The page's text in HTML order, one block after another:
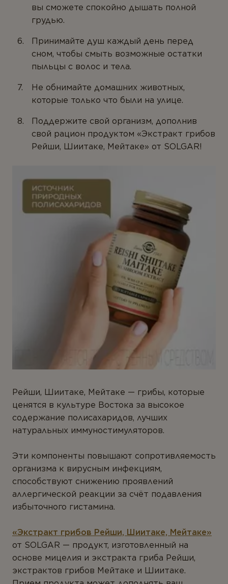
вы сможете спокойно дышать полной
грудью.
Принимайте душ каждый день перед
сном, чтобы смыть возможные остатки
пыльцы с волос и тела.
Не обнимайте домашних животных,
которые только что были на улице.
Поддержите свой организм, дополнив
свой рацион продуктом «Экстракт грибов
Рейши, Шиитаке, Мейтаке» от SOLGAR!
Рейши, Шиитаке, Мейтаке — грибы, которые
ценятся в культуре Востока за высокое
содержание полисахаридов, лучших
натуральных иммуностимуляторов.
Эти компоненты повышают сопротивляемость
организма к вирусным инфекциям,
способствуют снижению проявлений
аллергической реакции за счёт подавления
избыточного гистамина.
«Экстракт грибов Рейши, Шиитаке, Мейтаке»
от SOLGAR — продукт, изготовленный на
основе мицелия и экстракта гриба Рейши,
экстрактов грибов Мейтаке и Шиитаке.